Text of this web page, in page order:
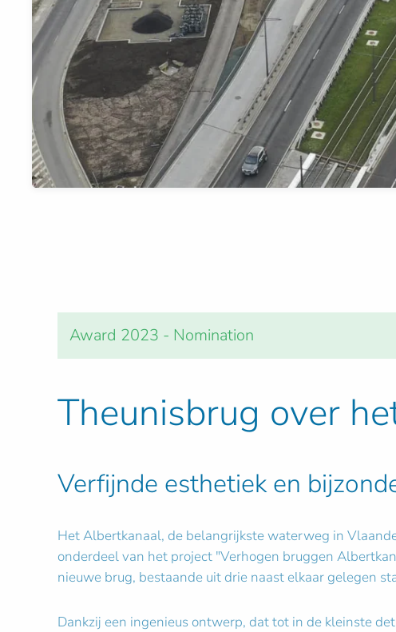
Award 2023 - Nomination
Theunisbrug over
Verfijnde esthetiek en
Het Albertkanaal, de belangrijkste waterweg in
onderdeel van het project "Verhogen bruggen
nieuwe brug, bestaande uit drie naast elkaar gelegen
Dankzij een ingenieus ontwerp, dat tot in de kleinste